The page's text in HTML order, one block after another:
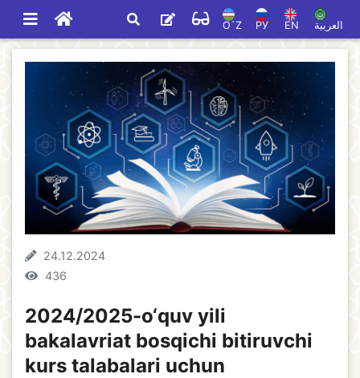
O`Z РУ EN العربية
24.12.2024
436
2024/2025-o‘quv yili
bakalavriat bosqichi bitiruvchi
kurs talabalari uchun